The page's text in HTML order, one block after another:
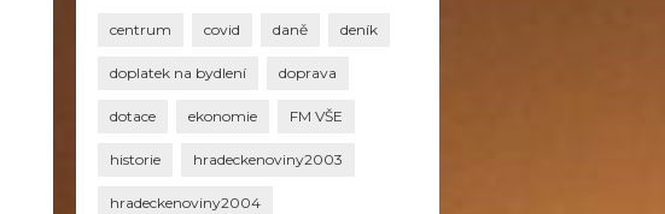
centrum covid daně deník
doplatek na bydlení doprava
dotace ekonomie FM VŠE
historie hradeckenoviny2003
hradeckenoviny2004